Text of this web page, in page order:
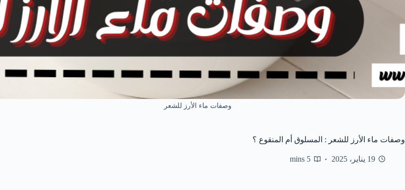
وصفات ماء الأرز للشعر
وصفات ماء الأرز للشعر : المسلوق أم المنقوع ؟
19 يناير، 2025 5 mins